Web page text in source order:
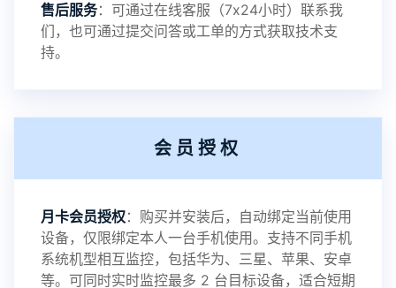
提示1：为避免异常风险情况，传输对方手机数据文
件至本地请先切换代理网络
鲸监控存在的问题与所需的更多功能，华鲸手机监
售后服务：可通过在线客服（7x24小时）联系我
们，也可通过提交问答或工单的方式获取技术支
持。
会员授权
月卡会员授权：购买并安装后，自动绑定当前使用
设备，仅限绑定本人一台手机使用。支持不同手机
系统机型相互监控，包括华为、三星、苹果、安卓
等。可同时实时监控最多 2 台目标设备，适合短期